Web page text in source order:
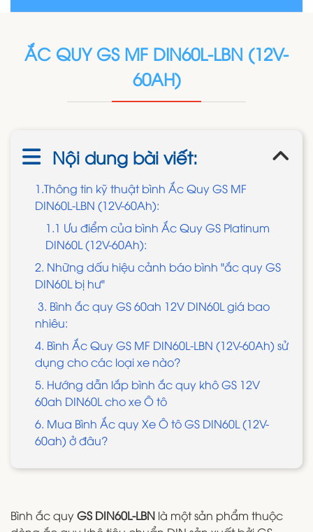
ẮC QUY GS MF DIN60L-LBN (12V-
60AH)
Nội dung bài viết:
1.Thông tin kỹ thuật bình Ắc Quy GS MF
DIN60L-LBN (12V-60Ah):
1.1 Ưu điểm của bình Ắc Quy GS Platinum
DIN60L (12V-60Ah):
2. Những dấu hiệu cảnh báo bình "ắc quy GS
DIN60L bị hư"
3. Bình ắc quy GS 60ah 12V DIN60L giá bao
nhiêu:
4. Bình Ắc Quy GS MF DIN60L-LBN (12V-60Ah) sử
dụng cho các loại xe nào?
5. Hướng dẫn lắp bình ắc quy khô GS 12V
60ah DIN60L cho xe Ô tô
6. Mua Bình Ắc quy Xe Ô tô GS DIN60L (12V-
60ah) ở đâu?
Bình ắc quyGS DIN60L-LBN là một sản phẩm thuộc